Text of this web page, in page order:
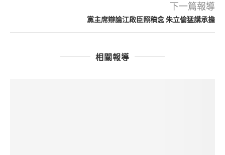
下一篇報導
黨主席辯論江啟臣照稿念 朱立倫猛講承擔
相關報導